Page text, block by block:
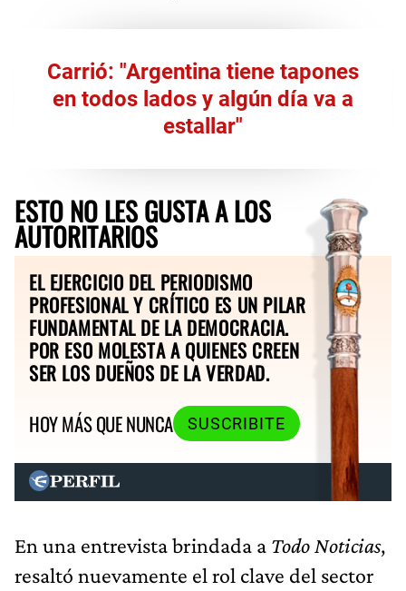
Carrió: "Argentina tiene tapones
en todos lados y algún día va a
estallar"
ESTO NO LES GUSTA A LOS
AUTORITARIOS
EL EJERCICIO DEL PERIODISMO
PROFESIONAL Y CRÍTICO ES UN PILAR
FUNDAMENTAL DE LA DEMOCRACIA.
POR ESO MOLESTA A QUIENES CREEN
SER LOS DUEÑOS DE LA VERDAD.
HOY MÁS QUE NUNCA
SUSCRIBITE
En una entrevista brindada a Todo Noticias,
resaltó nuevamente el rol clave del sector